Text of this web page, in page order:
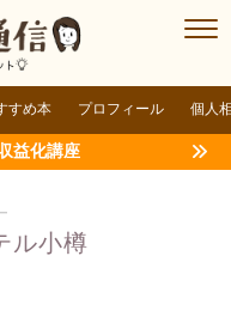
すめ本 プロフィール 個人
益化講座
ル小樽